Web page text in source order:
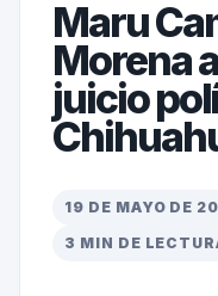
Maru
Morena
juicio
19 DE MAYO DE
3 MIN DE